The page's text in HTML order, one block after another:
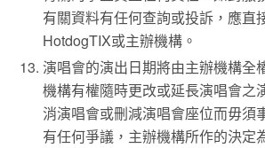
有關資料有任何查詢或投訴，應直
HotdogTIX或主辦機構。
演唱會的演出日期將由主辦機構全
機構有權隨時更改或延長演唱會之
消演唱會或刪減演唱會座位而毋須
有任何爭議，主辦機構所作的決定